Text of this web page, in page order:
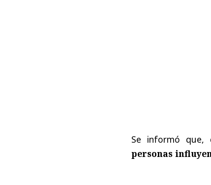
Se informó que,
personas